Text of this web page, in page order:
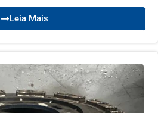
Leia Mais